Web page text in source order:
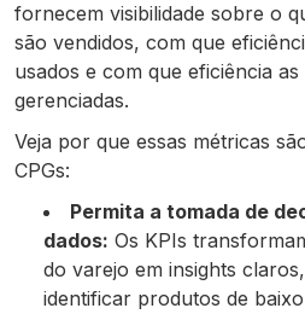
fornecem visibilidade sobre o
são vendidos, com que
usados e com que eficiência
gerenciadas.
Veja por que essas métricas
CPGs:
Permita a tomada de
dados: Os KPIs
do varejo em insights
identificar produtos de